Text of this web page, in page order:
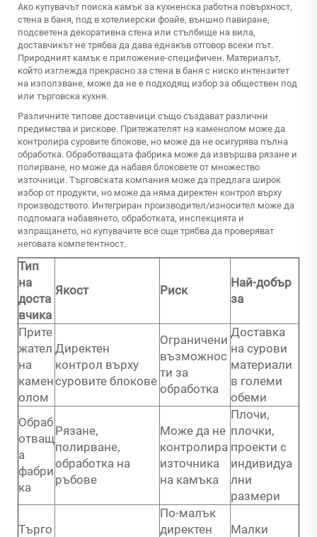
Ако купувачът поиска камък за кухненска работна повърхност,
стена в баня, под в хотелиерски фоайе, външно павиране,
подсветена декоративна стена или стълбище на вила,
доставчикът не трябва да дава еднакъв отговор всеки път.
Природният камък е приложение-специфичен. Материалът,
който изглежда прекрасно за стена в баня с ниско интензитет
на използване, може да не е подходящ избор за обществен под
или търговска кухня.
Различните типове доставчици също създават различни
предимства и рискове. Притежателят на каменолом може да
контролира суровите блокове, но може да не осигурява пълна
обработка. Обработващата фабрика може да извършва рязане и
полирване, но може да набавя блоковете от множество
източници. Търговската компания може да предлага широк
избор от продукти, но може да няма директен контрол върху
производството. Интегриран производител/износител може да
подпомага набавянето, обработката, инспекцията и
изпращането, но купувачите все още трябва да проверяват
неговата компетентност.
Тип
на
доста
вчика
Якост Риск
Най-добър
за
Прите
жател
на
камен
олом
Директен
контрол върху
суровите блокове
Ограничени
възможнос
ти за
обработка
Доставка
на сурови
материали
в големи
обеми
Обраб
отващ
а
фабри
ка
Рязане,
полирване,
обработка на
ръбове
Може да не
контролира
източника
на камъка
Плочи,
плочки,
проекти с
индивидуа
лни
размери
Търго
По-малък
директен
Малки